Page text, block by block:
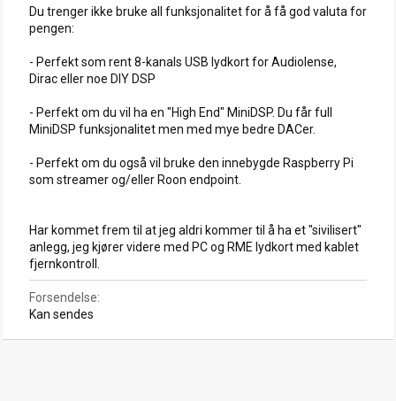
Du trenger ikke bruke all funksjonalitet for å få god valuta for
pengen:
- Perfekt som rent 8-kanals USB lydkort for Audiolense,
Dirac eller noe DIY DSP
- Perfekt om du vil ha en "High End" MiniDSP. Du får full
MiniDSP funksjonalitet men med mye bedre DACer.
- Perfekt om du også vil bruke den innebygde Raspberry Pi
som streamer og/eller Roon endpoint.
Har kommet frem til at jeg aldri kommer til å ha et "sivilisert"
anlegg, jeg kjører videre med PC og RME lydkort med kablet
fjernkontroll.
Forsendelse
Kan sendes